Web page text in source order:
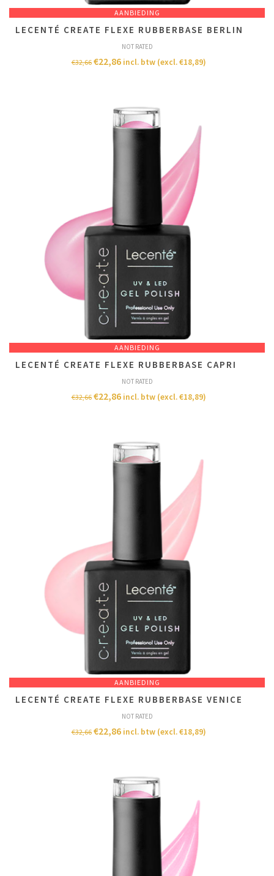
AANBIEDING
LECENTÉ CREATE FLEXE RUBBERBASE BERLIN
NOT RATED
€32,66 €22,86 incl. btw (excl.€18,89)
AANBIEDING
LECENTÉ CREATE FLEXE RUBBERBASE CAPRI
NOT RATED
€32,66 €22,86 incl. btw (excl.€18,89)
AANBIEDING
LECENTÉ CREATE FLEXE RUBBERBASE VENICE
NOT RATED
€32,66 €22,86 incl. btw (excl.€18,89)